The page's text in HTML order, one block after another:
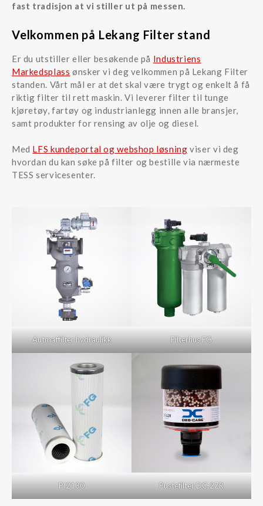
fast tradisjon at vi stiller ut på messen.
Velkommen på Lekang Filter stand
Er du utstiller eller besøkende på Industriens
Markedsplass ønsker vi deg velkommen på Lekang Filter
standen. Vårt mål er at det skal være trygt og enkelt å få
riktig filter til rett maskin. Vi leverer filter til tunge
kjøretøy, fartøy og industrianlegg innen alle bransjer,
samt produkter for rensing av olje og diesel.
Med LFS kundeportal og webshop løsning viser vi deg
hvordan du kan søke på filter og bestille via nærmeste
TESS servicesenter.
Autmatfilter hydraulikk Filterhus FG
PI2130 Pustefilter DC-2ZR